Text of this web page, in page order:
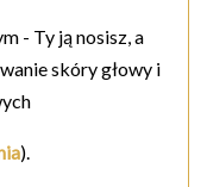
- Ty ją nosisz, a
skóry głowy i
).